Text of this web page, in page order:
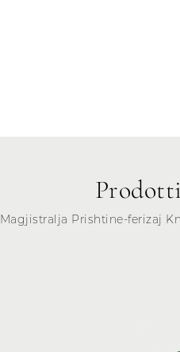
Magjistralja Prishtine-ferizaj